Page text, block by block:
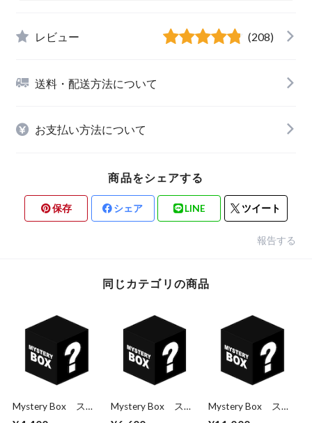
レビュー (208)
送料・配送方法について
お支払い方法について
商品をシェアする
保存 シェア LINE ツイート
報告する
同じカテゴリの商品
Mystery Box ステ
Mystery Box ステ
Mystery Box ステ